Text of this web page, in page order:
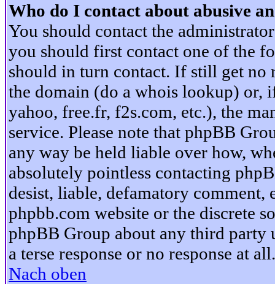
Who do I contact about abusive
You should contact the
you should first contact one of the
should in turn contact. If still get no
the domain (do a whois lookup) or,
yahoo, free.fr, f2s.com, etc.), the
service. Please note that phpBB
any way be held liable over how,
absolutely pointless contacting
desist, liable, defamatory
phpbb.com website or the discrete
phpBB Group about any third party
a terse response or no response at all.
Nach oben